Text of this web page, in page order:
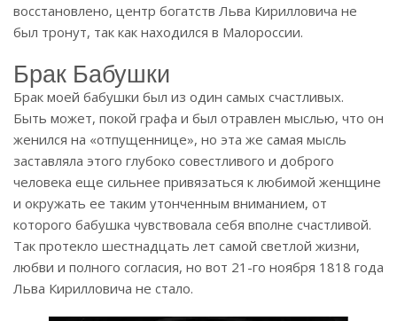
восстановлено, центр богатств Льва Кирилловича не
был тронут, так как находился в Малороссии.
Брак Бабушки
Брак моей бабушки был из один самых счастливых.
Быть может, покой графа и был отравлен мыслью, что он
женился на «отпущеннице», но эта же самая мысль
заставляла этого глубоко совестливого и доброго
человека еще сильнее привязаться к любимой женщине
и окружать ее таким утонченным вниманием, от
которого бабушка чувствовала себя вполне счастливой.
Так протекло шестнадцать лет самой светлой жизни,
любви и полного согласия, но вот 21-го ноября 1818 года
Льва Кирилловича не стало.